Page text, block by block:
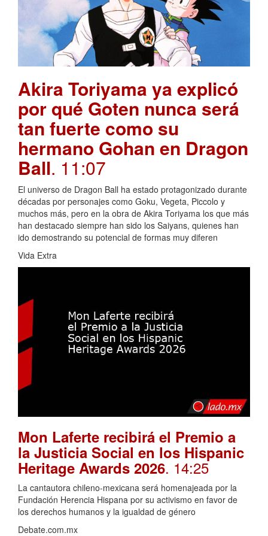
Akira Toriyama ya explicó
por qué Goten nunca será
tan fuerte como su
hermano Gohan en Dragon
Ball. 11:07
El universo de Dragon Ball ha estado protagonizado durante
décadas por personajes como Goku, Vegeta, Piccolo y
muchos más, pero en la obra de Akira Toriyama los que más
han destacado siempre han sido los Saiyans, quienes han
ido demostrando su potencial de formas muy diferen
Vida Extra
Mon Laferte recibirá el Premio a
la Justicia Social en los Hispanic
Heritage Awards 2026. 14:25
La cantautora chileno-mexicana será homenajeada por la
Fundación Herencia Hispana por su activismo en favor de
los derechos humanos y la igualdad de género
Debate.com.mx